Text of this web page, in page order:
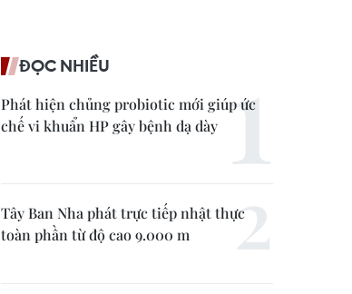
ĐỌC NHIỀU
Phát hiện chủng probiotic mới giúp ức
chế vi khuẩn HP gây bệnh dạ dày
Tây Ban Nha phát trực tiếp nhật thực
toàn phần từ độ cao 9.000 m